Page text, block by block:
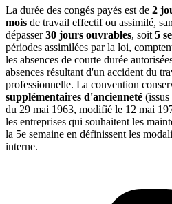
La durée des congés payés est de 2
mois de travail effectif ou assimilé,
dépasser30 jours ouvrables, soit 5
périodes assimilées par la loi,
les absences de courte durée
absences résultant d'un accident du
professionnelle. La convention
supplémentaires d'ancienneté
du 29 mai 1963, modifié le 12 mai
les entreprises qui souhaitent les
la 5e semaine en définissent les
interne.